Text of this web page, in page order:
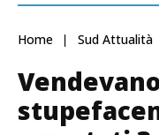
Home Sud Attualità